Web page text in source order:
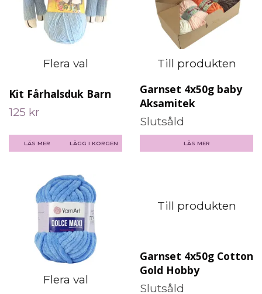
Flera val
Kit Fårhalsduk Barn
125 kr
LÄS MER LÄGG I KORGEN
Till produkten
Garnset 4x50g baby
Aksamitek
Slutsåld
LÄS MER
Flera val
Till produkten